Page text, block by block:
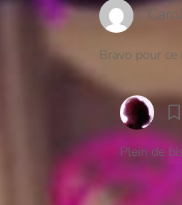
Bravo pour
Plein de